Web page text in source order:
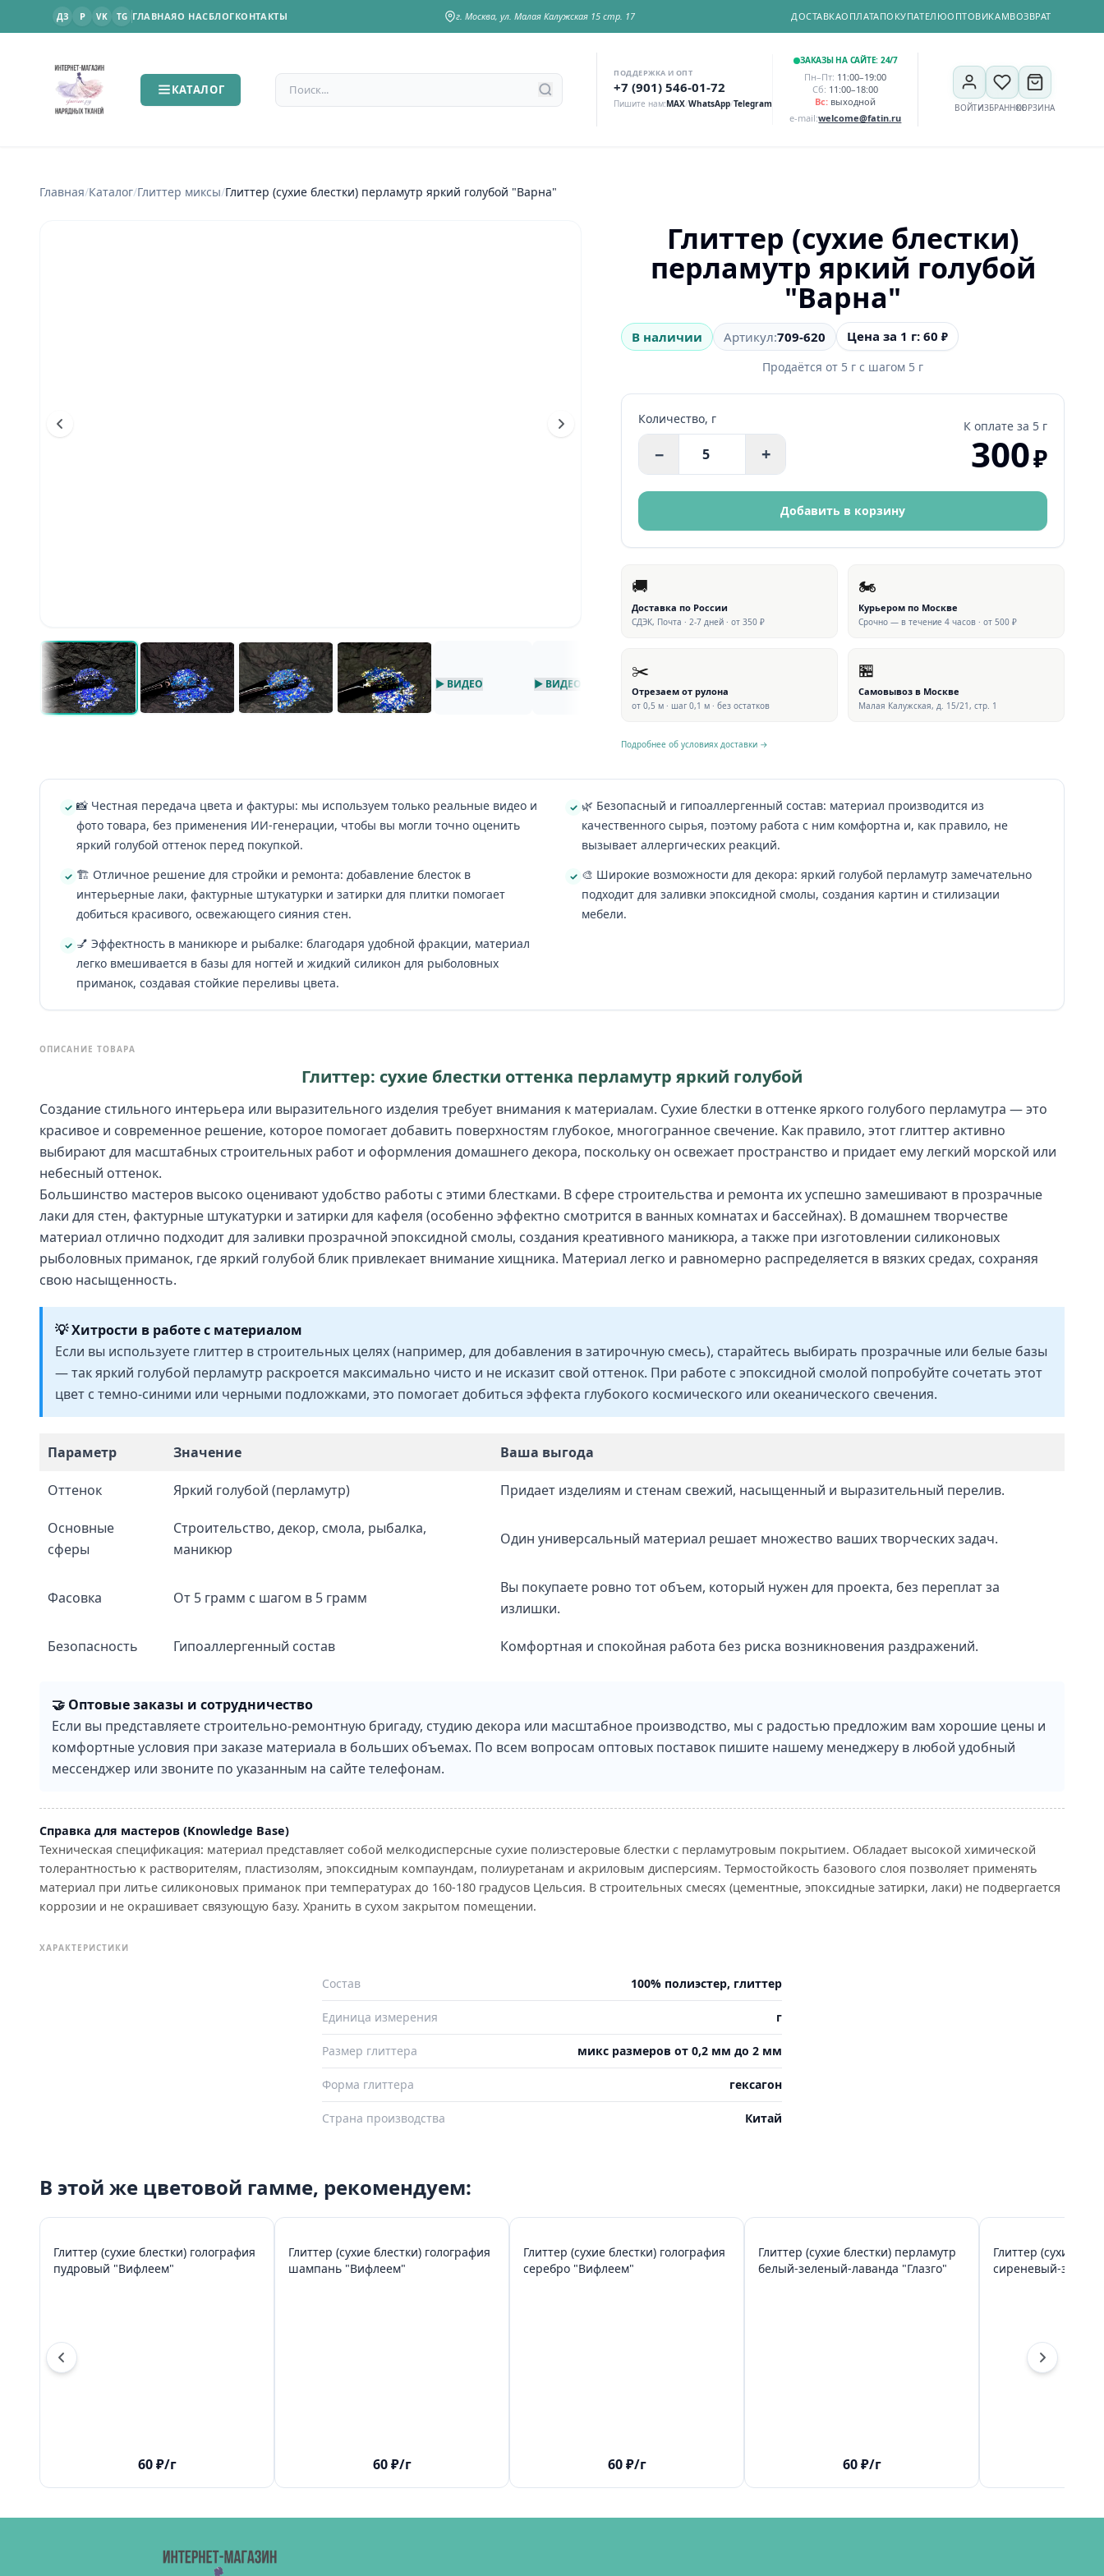
ДЗ P VK TG ГЛАВНАЯО НАСБЛОГКОНТАКТЫ г. Москва, ул. Малая Калужская 15 стр. 17 ДОСТАВКАОПЛАТАПОКУПАТЕЛЮОПТОВИКАМВОЗВРАТ
КАТАЛОГ Поиск по сайту ПОДДЕРЖКА И ОПТ
+7 (901) 546-01-72
Пишите нам:MAX/WhatsApp/Telegram
ЗАКАЗЫ НА САЙТЕ: 24/7
Пн–Пт: 11:00–19:00
Сб: 11:00–18:00
Вс: выходной
e-mail:welcome@fatin.ru
ВОЙТИИЗБРАННОЕКОРЗИНА
Главная/Каталог/Глиттер миксы/Глиттер (сухие блестки) перламутр яркий голубой "Варна"
▶ ВИДЕО ▶ ВИДЕО
Глиттер (сухие блестки)
перламутр яркий голубой
"Варна"
В наличии Артикул:709-620 Цена за 1 г: 60 ₽
Продаётся от 5 г с шагом 5 г
Количество, г
− +
К оплате за 5 г
300₽
Добавить в корзину
🚚
Доставка по России
СДЭК, Почта · 2-7 дней · от 350 ₽
🏍
Курьером по Москве
Срочно — в течение 4 часов · от 500 ₽
✂️
Отрезаем от рулона
от 0,5 м · шаг 0,1 м · без остатков
🏪
Самовывоз в Москве
Малая Калужская, д. 15/21, стр. 1
Подробнее об условиях доставки →
📸 Честная передача цвета и фактуры: мы используем только реальные видео и
фото товара, без применения ИИ-генерации, чтобы вы могли точно оценить
яркий голубой оттенок перед покупкой.
🌿 Безопасный и гипоаллергенный состав: материал производится из
качественного сырья, поэтому работа с ним комфортна и, как правило, не
вызывает аллергических реакций.
🏗️ Отличное решение для стройки и ремонта: добавление блесток в
интерьерные лаки, фактурные штукатурки и затирки для плитки помогает
добиться красивого, освежающего сияния стен.
🎨 Широкие возможности для декора: яркий голубой перламутр замечательно
подходит для заливки эпоксидной смолы, создания картин и стилизации
мебели.
💅 Эффектность в маникюре и рыбалке: благодаря удобной фракции, материал
легко вмешивается в базы для ногтей и жидкий силикон для рыболовных
приманок, создавая стойкие переливы цвета.
ОПИСАНИЕ ТОВАРА
Глиттер: сухие блестки оттенка перламутр яркий голубой
Создание стильного интерьера или выразительного изделия требует внимания к материалам. Сухие блестки в оттенке яркого голубого перламутра — это
красивое и современное решение, которое помогает добавить поверхностям глубокое, многогранное свечение. Как правило, этот глиттер активно
выбирают для масштабных строительных работ и оформления домашнего декора, поскольку он освежает пространство и придает ему легкий морской или
небесный оттенок.
Большинство мастеров высоко оценивают удобство работы с этими блестками. В сфере строительства и ремонта их успешно замешивают в прозрачные
лаки для стен, фактурные штукатурки и затирки для кафеля (особенно эффектно смотрится в ванных комнатах и бассейнах). В домашнем творчестве
материал отлично подходит для заливки прозрачной эпоксидной смолы, создания креативного маникюра, а также при изготовлении силиконовых
рыболовных приманок, где яркий голубой блик привлекает внимание хищника. Материал легко и равномерно распределяется в вязких средах, сохраняя
свою насыщенность.
💡 Хитрости в работе с материалом
Если вы используете глиттер в строительных целях (например, для добавления в затирочную смесь), старайтесь выбирать прозрачные или белые базы
— так яркий голубой перламутр раскроется максимально чисто и не исказит свой оттенок. При работе с эпоксидной смолой попробуйте сочетать этот
цвет с темно-синими или черными подложками, это помогает добиться эффекта глубокого космического или океанического свечения.
Параметр Значение Ваша выгода
Оттенок Яркий голубой (перламутр) Придает изделиям и стенам свежий, насыщенный и выразительный перелив.
Основные
сферы
Строительство, декор, смола, рыбалка,
маникюр
Один универсальный материал решает множество ваших творческих задач.
Фасовка От 5 грамм с шагом в 5 грамм
Вы покупаете ровно тот объем, который нужен для проекта, без переплат за
излишки.
Безопасность Гипоаллергенный состав Комфортная и спокойная работа без риска возникновения раздражений.
🤝 Оптовые заказы и сотрудничество
Если вы представляете строительно-ремонтную бригаду, студию декора или масштабное производство, мы с радостью предложим вам хорошие цены и
комфортные условия при заказе материала в больших объемах. По всем вопросам оптовых поставок пишите нашему менеджеру в любой удобный
мессенджер или звоните по указанным на сайте телефонам.
Справка для мастеров (Knowledge Base)
Техническая спецификация: материал представляет собой мелкодисперсные сухие полиэстеровые блестки с перламутровым покрытием. Обладает высокой химической
толерантностью к растворителям, пластизолям, эпоксидным компаундам, полиуретанам и акриловым дисперсиям. Термостойкость базового слоя позволяет применять
материал при литье силиконовых приманок при температурах до 160-180 градусов Цельсия. В строительных смесях (цементные, эпоксидные затирки, лаки) не подвергается
коррозии и не окрашивает связующую базу. Хранить в сухом закрытом помещении.
ХАРАКТЕРИСТИКИ
Состав 100% полиэстер, глиттер
Единица измерения г
Размер глиттера микс размеров от 0,2 мм до 2 мм
Форма глиттера гексагон
Страна производства Китай
В этой же цветовой гамме, рекомендуем:
Глиттер (сухие блестки) голография
пудровый "Вифлеем"
60₽/г
Глиттер (сухие блестки) голография
шампань "Вифлеем"
60₽/г
Глиттер (сухие блестки) голография
серебро "Вифлеем"
60₽/г
Глиттер (сухие блестки) перламутр
белый-зеленый-лаванда "Глазго"
60₽/г
Глиттер (сухие
сиреневый-